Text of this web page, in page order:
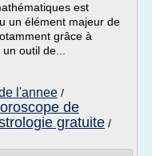
est
un élément majeur de
grâce à
outil de...
l'annee /
de
gratuite /